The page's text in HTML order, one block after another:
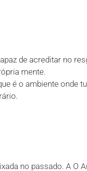
de acreditar no
mente.
é o ambiente onde
no passado. A O